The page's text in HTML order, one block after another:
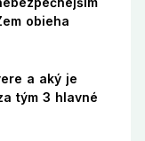
obieha
a aký je
tým 3 hlavné